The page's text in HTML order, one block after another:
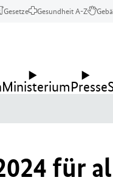
Gesetze Gesundheit A-Z
MinisteriumPresse
für